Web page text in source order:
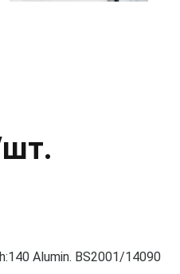
Alumin. BS2001/14090